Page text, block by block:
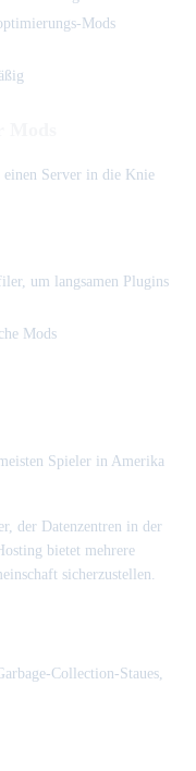
Mods
Server in die Knie
um langsamen Plugins
Mods
Spieler in Amerika
der Datenzentren in der
bietet mehrere
sicherzustellen.
Collection-Staues,